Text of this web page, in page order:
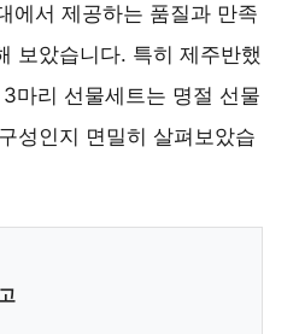
에서 제공하는 품질과 만족
보았습니다. 특히 제주반했
마리 선물세트는 명절 선물
성인지 면밀히 살펴보았습